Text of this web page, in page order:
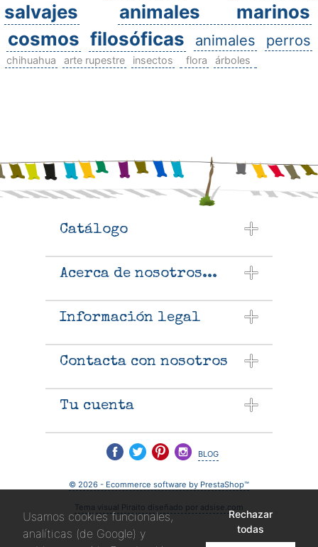
salvajes
animales marinos
cosmos filosóficas animales perros
chihuahua arte rupestre insectos flora árboles
Catálogo
Acerca de nosotros...
Información legal
Contacta con nosotros
Tu cuenta
blog
© 2026 - Ecommerce software by PrestaShop™
Tema visual Piraito diseñado por adsise.com
Usamos cookies funcionales,
analíticas (de Google) y
Rechazar
todas